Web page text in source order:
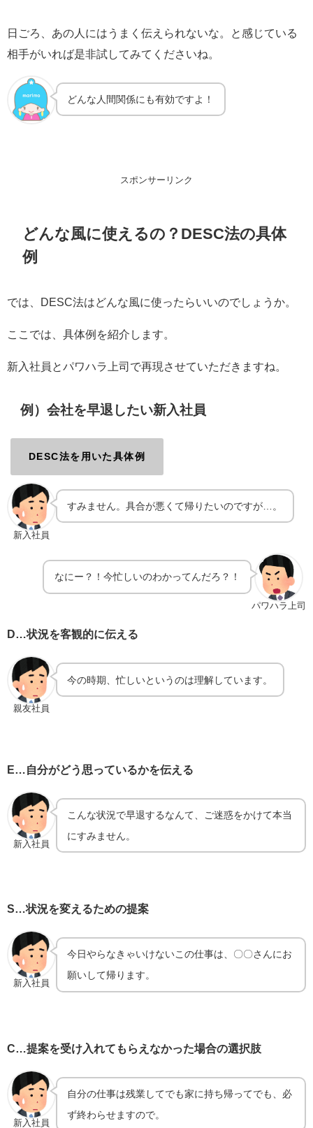
日ごろ、あの人にはうまく伝えられないな。と感じている
相手がいれば是非試してみてくださいね。
どんな人間関係にも有効ですよ！
スポンサーリンク
どんな風に使えるの？DESC法の具体
例
では、DESC法はどんな風に使ったらいいのでしょうか。
ここでは、具体例を紹介します。
新入社員とパワハラ上司で再現させていただきますね。
例）会社を早退したい新入社員
DESC法を用いた具体例
新入社員
すみません。具合が悪くて帰りたいのですが…。
パワハラ上司
なにー？！今忙しいのわかってんだろ？！
D…状況を客観的に伝える
親友社員
今の時期、忙しいというのは理解しています。
E…自分がどう思っているかを伝える
新入社員
こんな状況で早退するなんて、ご迷惑をかけて本当
にすみません。
S…状況を変えるための提案
新入社員
今日やらなきゃいけないこの仕事は、〇〇さんにお
願いして帰ります。
C…提案を受け入れてもらえなかった場合の選択肢
新入社員
自分の仕事は残業してでも家に持ち帰ってでも、必
ず終わらせますので。